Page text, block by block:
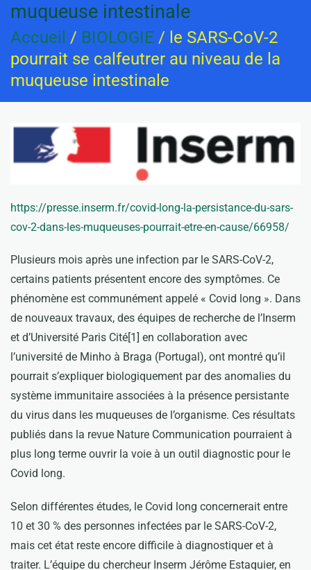
muqueuse intestinale
Accueil / BIOLOGIE / le SARS-CoV-2
pourrait se calfeutrer au niveau de la
muqueuse intestinale
https://presse.inserm.fr/covid-long-la-persistance-du-sars-
cov-2-dans-les-muqueuses-pourrait-etre-en-cause/66958/
Plusieurs mois après une infection par le SARS-CoV-2,
certains patients présentent encore des symptômes. Ce
phénomène est communément appelé « Covid long ». Dans
de nouveaux travaux, des équipes de recherche de l’Inserm
et d’Université Paris Cité[1] en collaboration avec
l’université de Minho à Braga (Portugal), ont montré qu’il
pourrait s’expliquer biologiquement par des anomalies du
système immunitaire associées à la présence persistante
du virus dans les muqueuses de l’organisme. Ces résultats
publiés dans la revue Nature Communication pourraient à
plus long terme ouvrir la voie à un outil diagnostic pour le
Covid long.
Selon différentes études, le Covid long concernerait entre
10 et 30 % des personnes infectées par le SARS-CoV-2,
mais cet état reste encore difficile à diagnostiquer et à
traiter. L’équipe du chercheur Inserm Jérôme Estaquier, en